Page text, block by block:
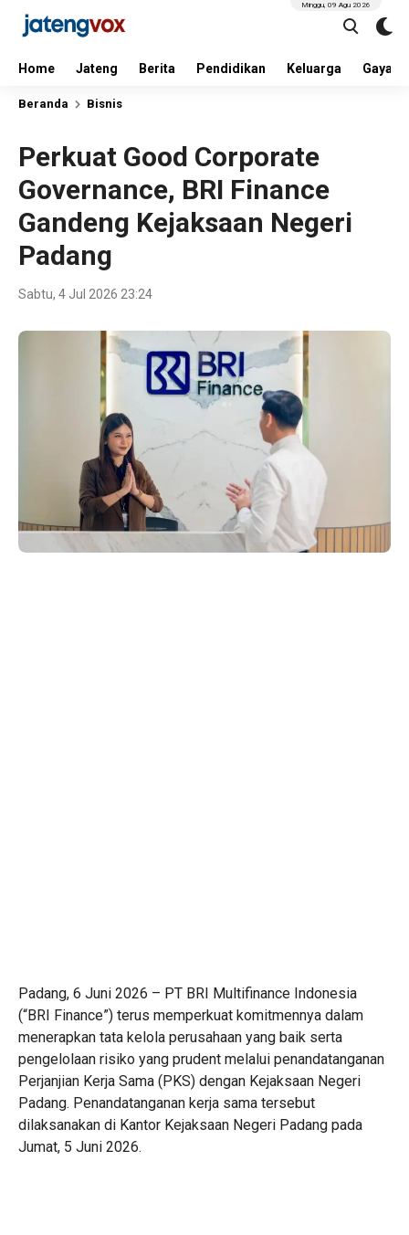
Home Jateng Berita Pendidikan Keluarga Gaya
Minggu, 09 Agu 2026
Beranda Bisnis
Perkuat Good Corporate
Governance, BRI Finance
Gandeng Kejaksaan Negeri
Padang
Sabtu, 4 Jul 2026 23:24
Padang, 6 Juni 2026 – PT BRI Multifinance Indonesia
(“BRI Finance”) terus memperkuat komitmennya dalam
menerapkan tata kelola perusahaan yang baik serta
pengelolaan risiko yang prudent melalui penandatanganan
Perjanjian Kerja Sama (PKS) dengan Kejaksaan Negeri
Padang. Penandatanganan kerja sama tersebut
dilaksanakan di Kantor Kejaksaan Negeri Padang pada
Jumat, 5 Juni 2026.